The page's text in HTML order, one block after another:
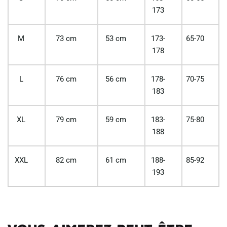
173
M 73 cm 53 cm
173-
178
65-70
L 76 cm 56 cm
178-
183
70-75
XL 79 cm 59 cm
183-
188
75-80
XXL 82 cm 61 cm
188-
193
85-92